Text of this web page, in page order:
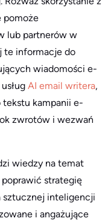
pomoże
lub partnerów w
te informacje do
wiadomości e-
AI email writera,
kampanii e-
zwrotów i wezwań
wiedzy na temat
strategię
sztucznej inteligencji
i angażujące